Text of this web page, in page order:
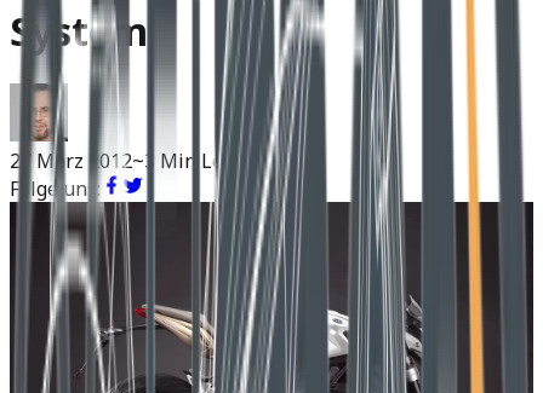
System
27 März 2012~3 Min Lesen
Folge uns: